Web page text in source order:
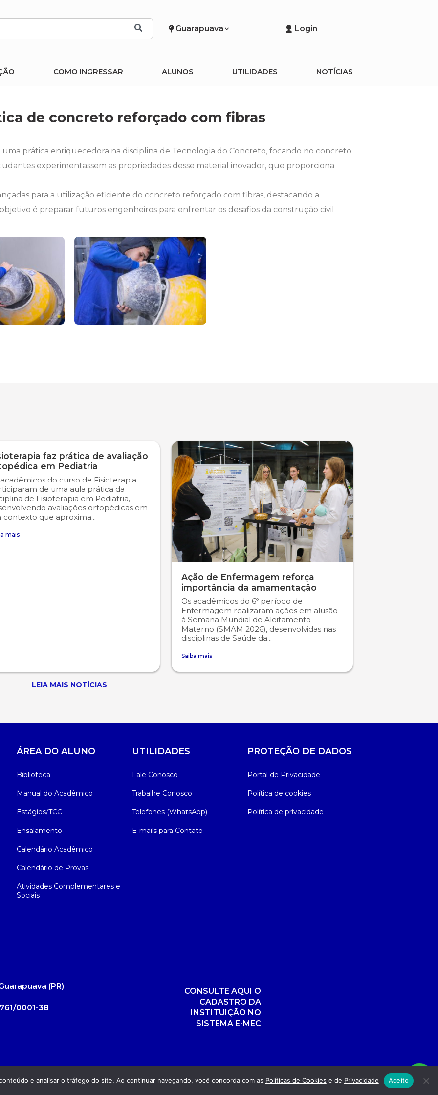
Guarapuava Login
COMO INGRESSAR ALUNOS UTILIDADES NOTÍCIAS
de concreto reforçado com fibras
prática enriquecedora na disciplina de Tecnologia do Concreto, focando no concreto
experimentassem as propriedades desse material inovador, que proporciona
para a utilização eficiente do concreto reforçado com fibras, destacando a
é preparar futuros engenheiros para enfrentar os desafios da construção civil
faz prática de avaliação
em Pediatria
acadêmicos do curso de Fisioterapia
de uma aula prática da
de Fisioterapia em Pediatria,
avaliações ortopédicas em
contexto que aproxima...
mais
Ação de Enfermagem reforça
importância da amamentação
Os acadêmicos do 6º período de
Enfermagem realizaram ações em alusão
à Semana Mundial de Aleitamento
Materno (SMAM 2026), desenvolvidas nas
disciplinas de Saúde da...
Saiba mais
LEIA MAIS NOTÍCIAS
ÁREA DO ALUNO
Biblioteca
Manual do Acadêmico
Estágios/TCC
Ensalamento
Calendário Acadêmico
Calendário de Provas
Atividades Complementares e
Sociais
UTILIDADES
Fale Conosco
Trabalhe Conosco
Telefones (WhatsApp)
E-mails para Contato
PROTEÇÃO DE DADOS
Portal de Privacidade
Política de cookies
Política de privacidade
(PR)
0001-38
CONSULTE AQUI O
CADASTRO DA
INSTITUIÇÃO NO
SISTEMA E-MEC
Desenvolvimento: POR FUEL AGÊNCIA WEB
e analisar o tráfego do site. Ao continuar navegando, você concorda com as Políticas de Cookies e de Privacidade Aceito